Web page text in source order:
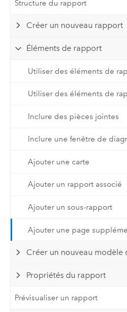
Structure du rapport
Créer un nouveau rapport
Éléments de rapport
Utiliser des éléments de
Utiliser des éléments de
Inclure des pièces jointes
Inclure une fenêtre de
Ajouter une carte
Ajouter un rapport associé
Ajouter un sous-rapport
Ajouter une page
Créer un nouveau modèle
Propriétés du rapport
Prévisualiser un rapport